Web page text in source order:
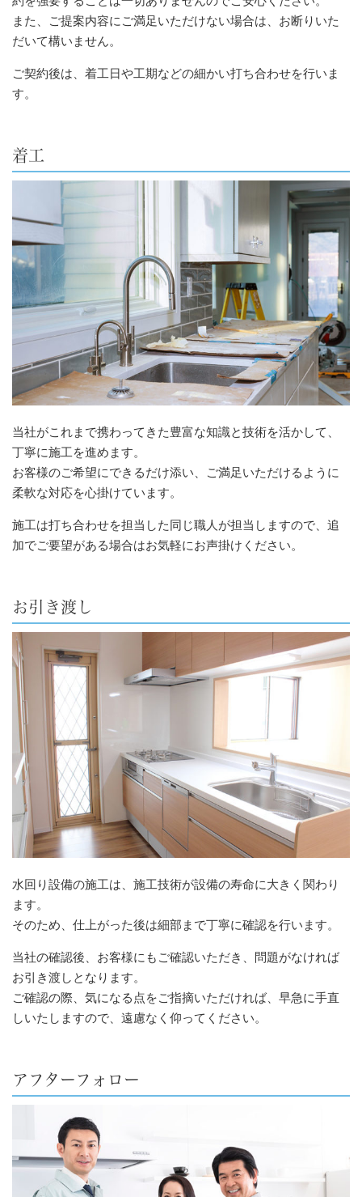
また、ご提案内容にご満足いただけない場合は、お断りいた
だいて構いません。
ご契約後は、着工日や工期などの細かい打ち合わせを行いま
す。
着工
当社がこれまで携わってきた豊富な知識と技術を活かして、
丁寧に施工を進めます。
お客様のご希望にできるだけ添い、ご満足いただけるように
柔軟な対応を心掛けています。
施工は打ち合わせを担当した同じ職人が担当しますので、追
加でご要望がある場合はお気軽にお声掛けください。
お引き渡し
水回り設備の施工は、施工技術が設備の寿命に大きく関わり
ます。
そのため、仕上がった後は細部まで丁寧に確認を行います。
当社の確認後、お客様にもご確認いただき、問題がなければ
お引き渡しとなります。
ご確認の際、気になる点をご指摘いただければ、早急に手直
しいたしますので、遠慮なく仰ってください。
アフターフォロー